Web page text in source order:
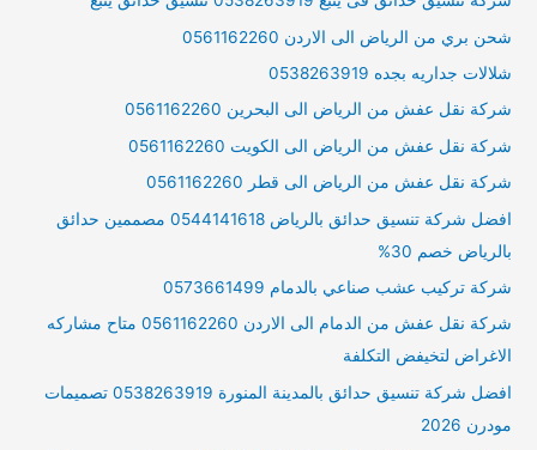
شحن بري من الرياض الى الاردن 0561162260
شلالات جداريه بجده 0538263919
شركة نقل عفش من الرياض الى البحرين 0561162260
شركة نقل عفش من الرياض الى الكويت 0561162260
شركة نقل عفش من الرياض الى قطر 0561162260
افضل شركة تنسيق حدائق بالرياض 0544141618 مصممين حدائق
بالرياض خصم 30%
شركة تركيب عشب صناعي بالدمام 0573661499
شركة نقل عفش من الدمام الى الاردن 0561162260 متاح مشاركه
الاغراض لتخيفض التكلفة
افضل شركة تنسيق حدائق بالمدينة المنورة 0538263919 تصميمات
مودرن 2026